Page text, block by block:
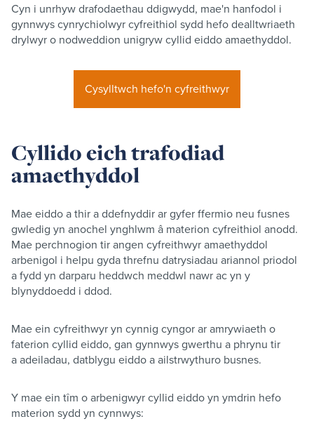
Cyn i unrhyw drafodaethau ddigwydd, mae'n hanfodol i
gynnwys cynrychiolwyr cyfreithiol sydd hefo dealltwriaeth
drylwyr o nodweddion unigryw cyllid eiddo amaethyddol.
Cysylltwch hefo'n cyfreithwyr
Cyllido eich trafodiad
amaethyddol
Mae eiddo a thir a ddefnyddir ar gyfer ffermio neu fusnes
gwledig yn anochel ynghlwm â materion cyfreithiol anodd.
Mae perchnogion tir angen cyfreithwyr amaethyddol
arbenigol i helpu gyda threfnu datrysiadau ariannol priodol
a fydd yn darparu heddwch meddwl nawr ac yn y
blynyddoedd i ddod.
Mae ein cyfreithwyr yn cynnig cyngor ar amrywiaeth o
faterion cyllid eiddo, gan gynnwys gwerthu a phrynu tir
a adeiladau, datblygu eiddo a ailstrwythuro busnes.
Y mae ein tîm o arbenigwyr cyllid eiddo yn ymdrin hefo
materion sydd yn cynnwys: